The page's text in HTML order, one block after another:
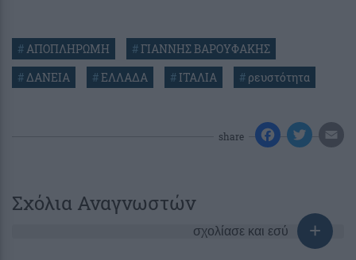
# ΑΠΟΠΛΗΡΩΜΗ #ΓΙΑΝΝΗΣ ΒΑΡΟΥΦΑΚΗΣ
# ΔΑΝΕΙΑ #ΕΛΛΑΔΑ #ΙΤΑΛΙΑ # ρευστότητα
share
Σχόλια Αναγνωστών
σχολίασε και εσύ